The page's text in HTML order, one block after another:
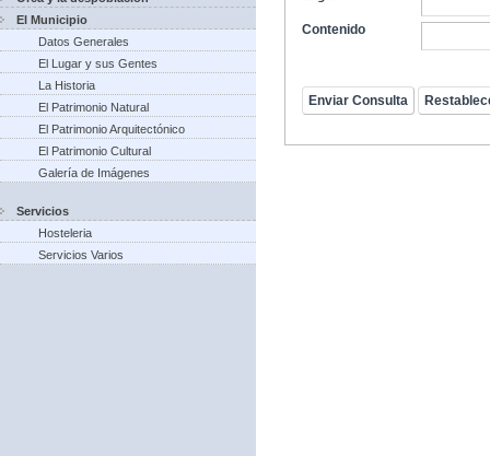
El Municipio
Datos Generales
El Lugar y sus Gentes
La Historia
El Patrimonio Natural
El Patrimonio Arquitectónico
El Patrimonio Cultural
Galería de Imágenes
Servicios
Hosteleria
Servicios Varios
Contenido